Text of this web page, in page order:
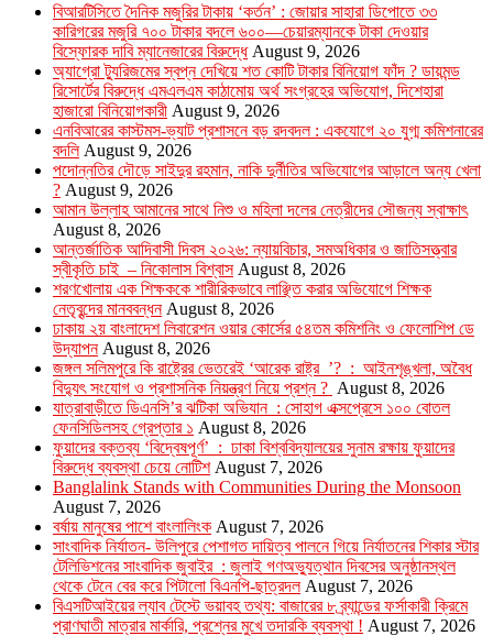
বিআরটিসিতে দৈনিক মজুরির টাকায় ‘কর্তন’ : জোয়ার সাহারা ডিপোতে ৩৩
কারিগরের মজুরি ৭০০ টাকার বদলে ৬০০—চেয়ারম্যানকে টাকা দেওয়ার
বিস্ফোরক দাবি ম্যানেজারের বিরুদ্ধে August 9, 2026
অ্যাগ্রো ট্যুরিজমের স্বপ্ন দেখিয়ে শত কোটি টাকার বিনিয়োগ ফাঁদ ? ডায়মন্ড
রিসোর্টের বিরুদ্ধে এমএলএম কাঠামোয় অর্থ সংগ্রহের অভিযোগ, দিশেহারা
হাজারো বিনিয়োগকারী August 9, 2026
এনবিআরের কাস্টমস-ভ্যাট প্রশাসনে বড় রদবদল : একযোগে ২০ যুগ্ম কমিশনারের
বদলি August 9, 2026
পদোন্নতির দৌড়ে সাইদুর রহমান, নাকি দুর্নীতির অভিযোগের আড়ালে অন্য খেলা
? August 9, 2026
আমান উল্লাহ আমানের সাথে নিশু ও মহিলা দলের নেত্রীদের সৌজন্য স্বাক্ষাৎ
August 8, 2026
আন্তর্জাতিক আদিবাসী দিবস ২০২৬: ন্যায়বিচার, সমঅধিকার ও জাতিসত্ত্বার
স্বীকৃতি চাই – নিকোলাস বিশ্বাস August 8, 2026
শরণখোলায় এক শিক্ষককে শারীরিকভাবে লাঞ্ছিত করার অভিযোগে শিক্ষক
নেতৃবৃন্দের মানববন্ধন August 8, 2026
ঢাকায় ২য় বাংলাদেশ লিবারেশন ওয়ার কোর্সের ৫৪তম কমিশনিং ও ফেলোশিপ ডে
উদ্‌যাপন August 8, 2026
জঙ্গল সলিমপুরে কি রাষ্ট্রের ভেতরেই ‘আরেক রাষ্ট্র ’? : আইনশৃঙ্খলা, অবৈধ
বিদ্যুৎ সংযোগ ও প্রশাসনিক নিয়ন্ত্রণ নিয়ে প্রশ্ন ? August 8, 2026
যাত্রাবাড়ীতে ডিএনসি’র ঝটিকা অভিযান : সোহাগ এক্সপ্রেসে ১০০ বোতল
ফেনসিডিলসহ গ্রেপ্তার ১ August 8, 2026
ফুয়াদের বক্তব্য ‘বিদ্বেষপূর্ণ’ : ঢাকা বিশ্ববিদ্যালয়ের সুনাম রক্ষায় ফুয়াদের
বিরুদ্ধে ব্যবস্থা চেয়ে নোটিশ August 7, 2026
Banglalink Stands with Communities During the Monsoon
August 7, 2026
বর্ষায় মানুষের পাশে বাংলালিংক August 7, 2026
সাংবাদিক নির্যাতন- উলিপুরে পেশাগত দায়িত্ব পালনে গিয়ে নির্যাতনের শিকার স্টার
টেলিভিশনের সাংবাদিক জুবাইর : জুলাই গণঅভ্যুত্থান দিবসের অনুষ্ঠানস্থল
থেকে টেনে বের করে পিটালো বিএনপি-ছাত্রদল August 7, 2026
বিএসটিআইয়ের ল্যাব টেস্টে ভয়াবহ তথ্য: বাজারের ৮ ব্র্যান্ডের ফর্সাকারী ক্রিমে
প্রাণঘাতী মাত্রার মার্কারি, প্রশ্নের মুখে তদারকি ব্যবস্থা ! August 7, 2026